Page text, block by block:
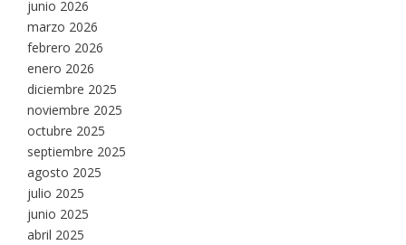
junio 2026
marzo 2026
febrero 2026
enero 2026
diciembre 2025
noviembre 2025
octubre 2025
septiembre 2025
agosto 2025
julio 2025
junio 2025
abril 2025